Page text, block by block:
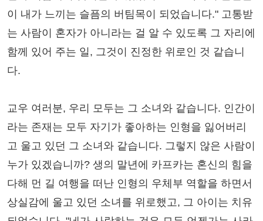
이 내가 느끼는 슬픔의 버팀목이 되었습니다." 고통받
는 사람이 혼자가 아니라는 걸 알 수 있도록 그 자리에
함께 있어 주는 일, 그것이 진정한 위로인 것 같습니
다.
교우 여러분, 우리 모두는 그 소녀와 같습니다. 인간이
라는 존재는 모두 자기가 좋아하는 인형을 잃어버리
고 울고 있던 그 소녀와 같습니다. 그렇지 않은 사람이
누가 있겠습니까? 생의 말년에 카프카는 혼신의 힘을
다해 먼 길 여행을 떠난 인형의 우체부 역할을 하면서
상실감에 울고 있던 소녀를 위로했고, 그 아이는 치유